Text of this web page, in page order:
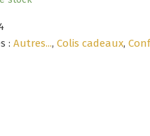
:Autres...,Colis cadeaux,